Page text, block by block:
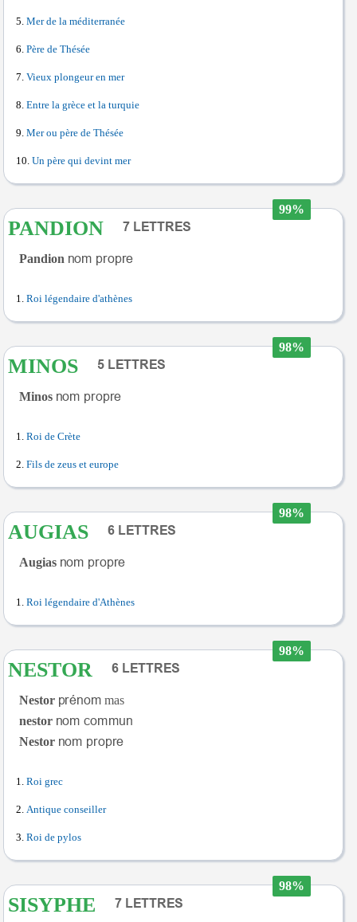
Mer de la méditerranée
Père de Thésée
Vieux plongeur en mer
Entre la grèce et la turquie
Mer ou père de Thésée
Un père qui devint mer
99%
PANDION
Pandion
Roi légendaire d'athènes
98%
MINOS
Minos
Roi de Crète
Fils de zeus et europe
98%
AUGIAS
Augias
Roi légendaire d'Athènes
98%
NESTOR
Nestor
mas
nestor
Nestor
Roi grec
Antique conseiller
Roi de pylos
98%
SISYPHE